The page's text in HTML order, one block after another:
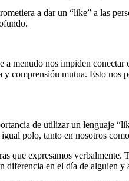
a dar un “like” a las
menudo nos impiden
comprensión mutua. Esto
de utilizar un lenguaje
polo, tanto en nosotros
que expresamos
diferencia en el día de alguien